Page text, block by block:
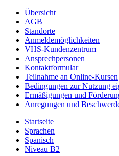
Übersicht
AGB
Standorte
Anmeldemöglichkeiten
VHS-Kundenzentrum
Ansprechpersonen
Kontaktformular
Teilnahme an Online-Kursen
Bedingungen zur Nutzung
Ermäßigungen und
Anregungen und
Startseite
Sprachen
Spanisch
Niveau B2